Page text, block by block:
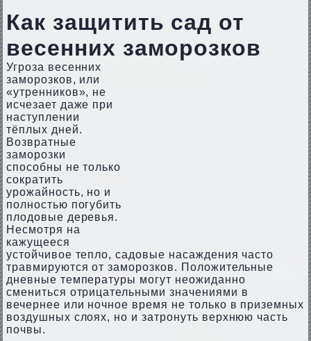
Как защитить сад от
весенних заморозков
Угроза весенних
заморозков, или
«утренников», не
исчезает даже при
наступлении
тёплых дней.
Возвратные
заморозки
способны не только
сократить
урожайность, но и
полностью погубить
плодовые деревья.
Несмотря на
кажущееся
устойчивое тепло, садовые насаждения часто
травмируются от заморозков. Положительные
дневные температуры могут неожиданно
смениться отрицательными значениями в
вечернее или ночное время не только в приземных
воздушных слоях, но и затронуть верхнюю часть
почвы.